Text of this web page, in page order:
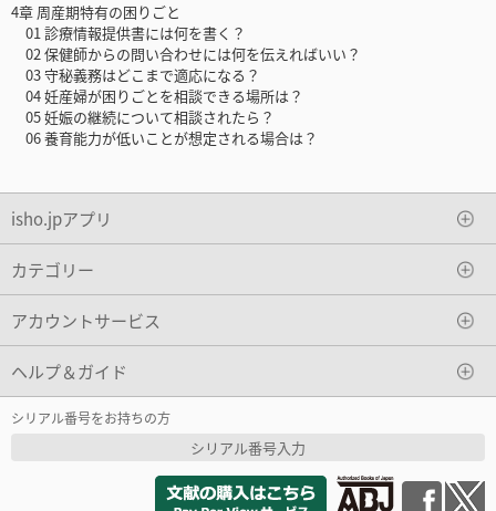
4章 周産期特有の困りごと
01 診療情報提供書には何を書く？
02 保健師からの問い合わせには何を伝えればいい？
03 守秘義務はどこまで適応になる？
04 妊産婦が困りごとを相談できる場所は？
05 妊娠の継続について相談されたら？
06 養育能⼒が低いことが想定される場合は？
isho.jpアプリ
カテゴリー
アカウントサービス
ヘルプ＆ガイド
シリアル番号をお持ちの方
シリアル番号入力